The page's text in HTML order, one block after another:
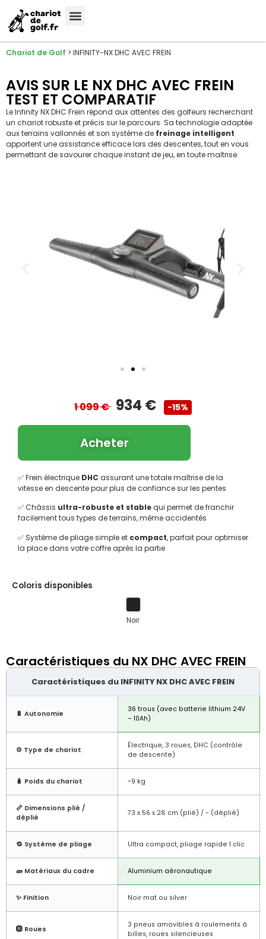
Chariot de Golf > INFINITY-NX DHC AVEC FREIN
AVIS SUR LE NX DHC AVEC FREIN
TEST ET COMPARATIF
Le Infinity NX DHC Frein répond aux attentes des golfeurs recherchant
un chariot robuste et précis sur le parcours. Sa technologie adaptée
aux terrains vallonnés et son système de freinage intelligent
apportent une assistance efficace lors des descentes, tout en vous
permettant de savourer chaque instant de jeu, en toute maîtrise.
✅ Frein électrique DHC assurant une totale maîtrise de la
vitesse en descente pour plus de confiance sur les pentes
✅ Châssis ultra-robuste et stablequi permet de franchir
facilement tous types de terrains, même accidentés
✅ Système de pliage simple et compact, parfait pour optimiser
la place dans votre coffre après la partie
Coloris disponibles
Noir
1 099 € 934 € -15%
Acheter
Caractéristiques du NX DHC AVEC FREIN
Caractéristiques du INFINITY NX DHC AVEC FREIN
🔋 Autonomie
36 trous (avec batterie lithium 24V
– 10Ah)
⚙️ Type de chariot
Électrique, 3 roues, DHC (contrôle
de descente)
🧳 Poids du chariot ~9 kg
📏 Dimensions plié /
déplié
73 x 56 x 28 cm (plié) / - (déplié)
🔁 Système de pliage Ultra compact, pliage rapide 1 clic
🧱 Matériaux du cadre Aluminium aéronautique
✨ Finition Noir mat ou silver
🛞 Roues
3 pneus amovibles à roulements à
billes, roues silencieuses